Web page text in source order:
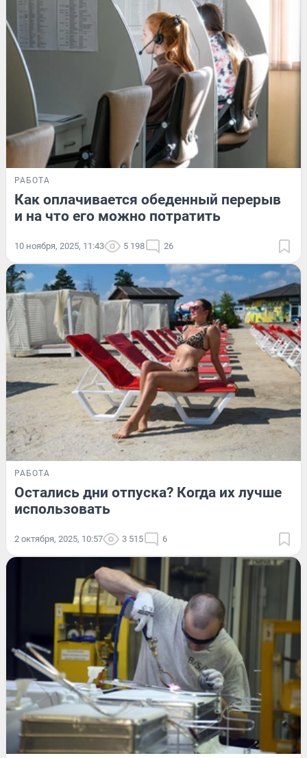
РАБОТА
Как оплачивается обеденный перерыв
и на что его можно потратить
10 ноября, 2025, 11:43 5 198 26
РАБОТА
Остались дни отпуска? Когда их лучше
использовать
2 октября, 2025, 10:57 3 515 6